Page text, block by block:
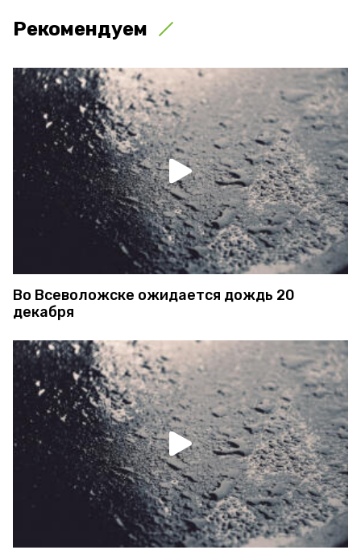
Рекомендуем
Во Всеволожске ожидается дождь 20
декабря